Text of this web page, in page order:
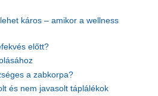
káros – amikor a wellness
előtt?
a zabkorpa?
és nem javasolt táplálékok